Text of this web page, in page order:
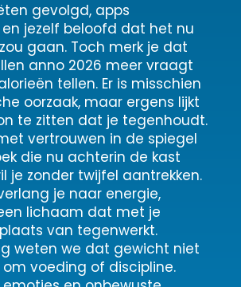
gevolgd, apps
jezelf beloofd dat het nu
gaan. Toch merk je dat
anno 2026 meer vraagt
tellen. Er is misschien
oorzaak, maar ergens lijkt
te zitten dat je tegenhoudt.
vertrouwen in de spiegel
die nu achterin de kast
je zonder twijfel aantrekken.
je naar energie,
lichaam dat met je
van tegenwerkt.
weten we dat gewicht niet
voeding of discipline.